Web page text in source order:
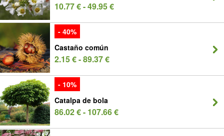
10.77 € - 49.95 €
- 40%
Castaño común
2.15 € - 89.37 €
- 10%
Catalpa de bola
86.02 € - 107.66 €